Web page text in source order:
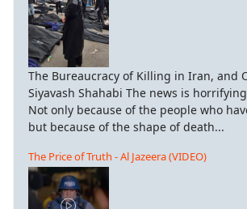
The Bureaucracy of Killing in Iran, and
Siyavash Shahabi The news is
Not only because of the people who
but because of the shape of death...
The Price of Truth - Al Jazeera (VIDEO)